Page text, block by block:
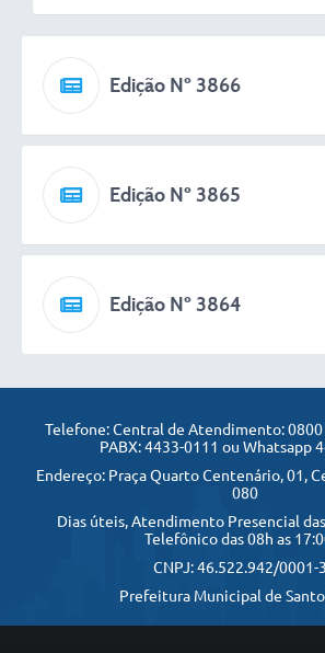
Edição Nº 3866
Edição Nº 3865
Edição Nº 3864
Edição Nº 3862
Edição Nº 3861
Telefone: Central de Atendimento:
PABX: 4433-0111 ou Whatsapp
Endereço: Praça Quarto Centenário, 01,
080
Dias úteis, Atendimento Presencial
Telefônico das 08h as
CNPJ: 46.522.942/0001-
Prefeitura Municipal de